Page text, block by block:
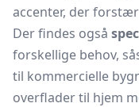
accenter, der
Der findes også
forskellige behov,
til kommercielle
overflader til hjem